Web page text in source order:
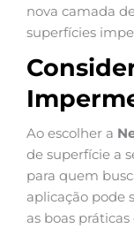
nova camada
superfícies
Ao escolher a
de superfície a
para quem
aplicação pode
as boas